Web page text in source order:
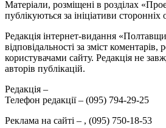
Матеріали, розміщені в розділах
публікуються за ініціативи сторонніх
Редакція інтернет-видання
відповідальності за зміст коментарів,
користувачами сайту. Редакція не
авторів публікацій.
Редакція –
Телефон редакції – (095) 794-29-25
Реклама на сайті – , (095) 750-18-53